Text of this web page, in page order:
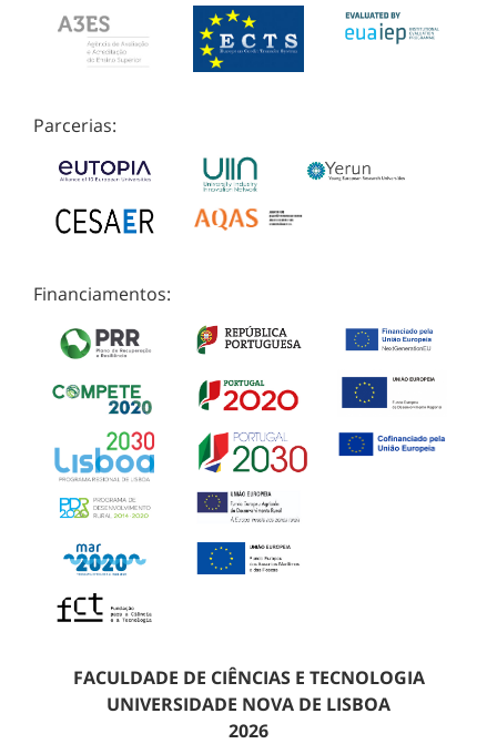
Parcerias:
Financiamentos:
FACULDADE DE CIÊNCIAS E TECNOLOGIA
UNIVERSIDADE NOVA DE LISBOA
2026